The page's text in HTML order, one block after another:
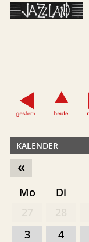
KALENDER
«
Mo Di
3
4